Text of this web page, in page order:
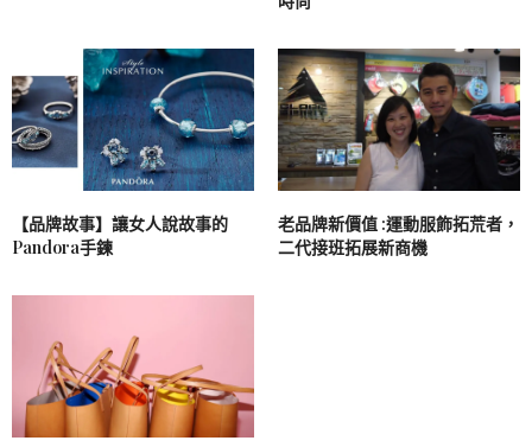
【品牌故事】讓女人說故事的
Pandora手鍊
老品牌新價值 :運動服飾拓荒者，
二代接班拓展新商機